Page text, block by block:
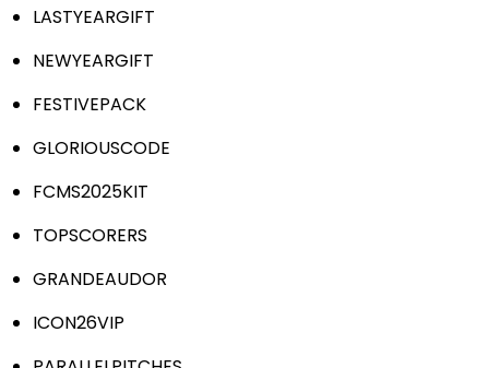
LASTYEARGIFT
NEWYEARGIFT
FESTIVEPACK
GLORIOUSCODE
FCMS2025KIT
TOPSCORERS
GRANDEAUDOR
ICON26VIP